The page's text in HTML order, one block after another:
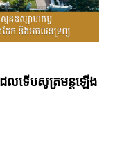
ែលទើបសូត្រមន្តឡើង